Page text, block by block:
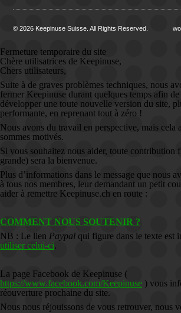
© 2026 Keepinuse Suisse. All Rights Reserved.
Fermeture temporaire du site
Chère utilisatrices de Keepinuse,
Chers utilisateurs,
Suite à de graves problèmes techniques, nous
fermer Keepinuse durant quelques temps afin
développer une toute nouvelle version du site,
performante, en reprenant tout à zéro !
Nous avons du travail en perspective, mais cela
sommes motivés.
Si vous souhaitez nous aider, toute contribution
grande) sera la bienvenue.
Plus d’informations dans le message que nous
à tous nos membres, leur demandant un petit
aider à remettre Keepinuse.ch en route :
COMMENT NOUS SOUTENIR ?
NB : Le lien Paypal qui figure dans le texte est
utiliser celui-ci.
La page Facebook de Keepinuse (
https://www.facebook.com/Keepinuse ) vous
réouverture prochaine du site.
Nous nous réjouissons de vous retrouver, nous